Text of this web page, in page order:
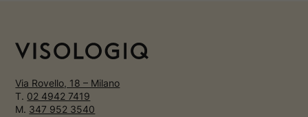
Via Rovello, 18 – Milano
T. 02 4942 7419
M. 347 952 3540